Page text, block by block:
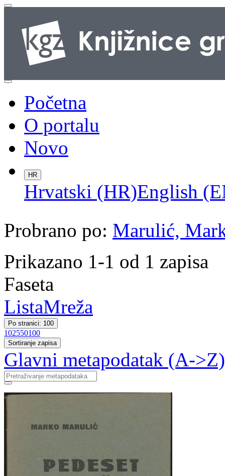
Početna
O portalu
Novo
HR
Hrvatski (HR)English
Probrano po: Marulić,
Prikazano 1-1 od 1 zapisa
Faseta
ListaMreža
Po stranici: 100
102550100
Sortiranje zapisa
Glavni metapodatak (A->Z)